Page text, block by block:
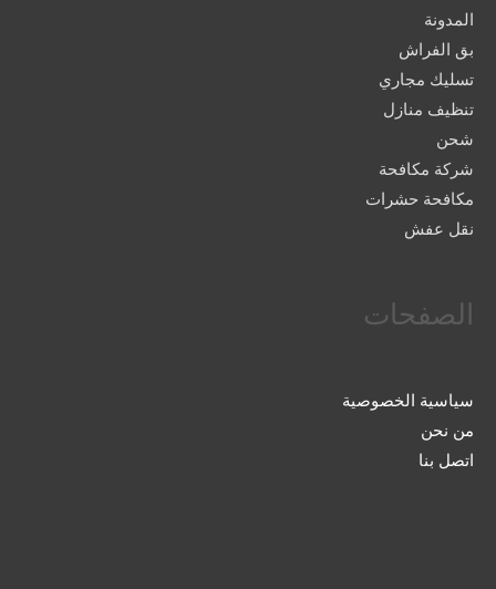
المدونة
بق الفراش
تسليك مجاري
تنظيف منازل
شحن
شركة مكافحة
مكافحة حشرات
نقل عفش
الصفحات
سياسية الخصوصية
من نحن
اتصل بنا